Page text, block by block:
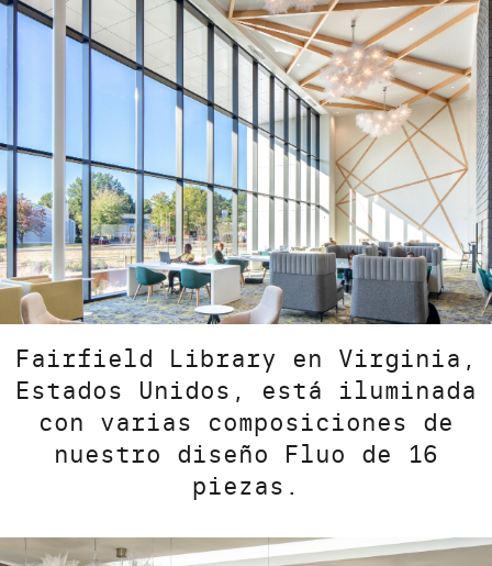
Fairfield Library en Virginia,
Estados Unidos, está iluminada
con varias composiciones de
nuestro diseño Fluo de 16
piezas.